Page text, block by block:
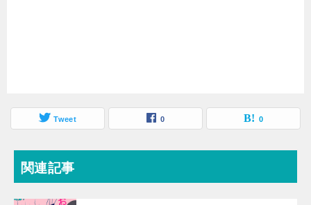
Tweet 0 0
関連記事